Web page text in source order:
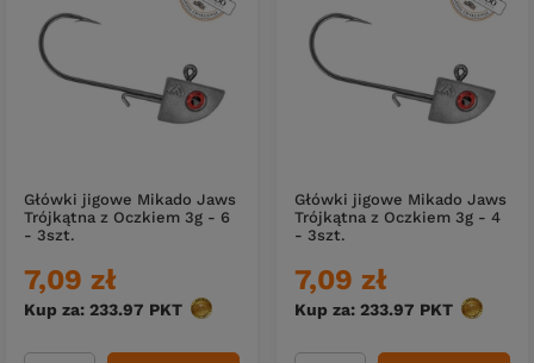
Główki jigowe Mikado Jaws
Trójkątna z Oczkiem 3g - 6
- 3szt.
7,09 zł
Kup za: 233.97 PKT punktów
Główki jigowe Mikado Jaws
Trójkątna z Oczkiem 3g - 4
- 3szt.
7,09 zł
Kup za: 233.97 PKT punktów